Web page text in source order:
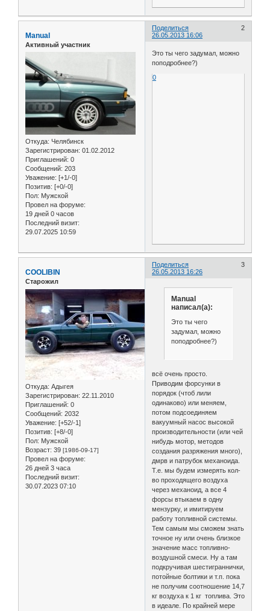
Поделиться
2
26.05.2013 16:06
Manual
Активный участник
Откуда: Челябинск
Зарегистрирован: 01.02.2012
Приглашений: 0
Сообщений: 203
Уважение: [+1/-0]
Позитив: [+0/-0]
Пол: Мужской
Провел на форуме:
19 дней 0 часов
Последний визит:
29.07.2025 10:59
Это ты чего задумал, можно
поподробнее?)
0
Поделиться
3
26.05.2013 16:26
COOLIBIN
Старожил
Откуда: Адыгея
Зарегистрирован: 22.11.2010
Приглашений: 0
Сообщений: 2032
Уважение: [+52/-1]
Позитив: [+8/-0]
Пол: Мужской
Возраст: 39 [1986-09-17]
Провел на форуме:
26 дней 3 часа
Последний визит:
30.07.2023 07:10
Manual
написал(а):
Это ты чего
задумал, можно
поподробнее?)
всё очень просто.
Приводим форсунки в
порядок (чтоб лили
одинаково) или меняем,
потом подсоединяем
вакуумный насос высокой
производительности (или чей
нибудь мотор, методов
создания разряжения много),
дмрв и патрубок механоида.
Т.е. мы будем измерять кол-
во проходящего воздуха
через механоид, а все 4
форсы втыкаем в одну
мензурку, и имитируем
работу топливной системы.
Тем самым мы сможем знать
точное ну или очень близкое
значение масс топливно-
воздушной смеси. Ну а там
подкручивая шестиграннички,
потойные болтики и т.п. пока
не получим соотношение 14,7
кг воздуха к 1 кг топлива. Это
в идеале. По крайней мере